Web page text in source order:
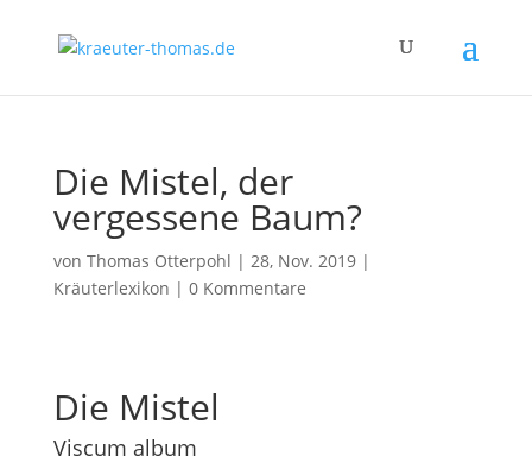
Die Mistel, der
vergessene Baum?
von Thomas Otterpohl | 28, Nov. 2019|
Kräuterlexikon | 0 Kommentare
Die Mistel
Viscum album